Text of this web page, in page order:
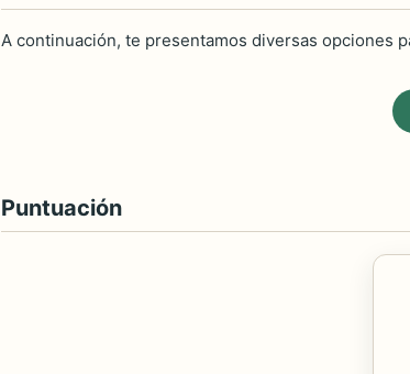
A continuación, te presentamos diversas opciones
Puntuación